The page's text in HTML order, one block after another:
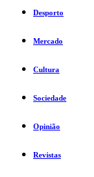
Desporto
Mercado
Cultura
Sociedade
Opinião
Revistas